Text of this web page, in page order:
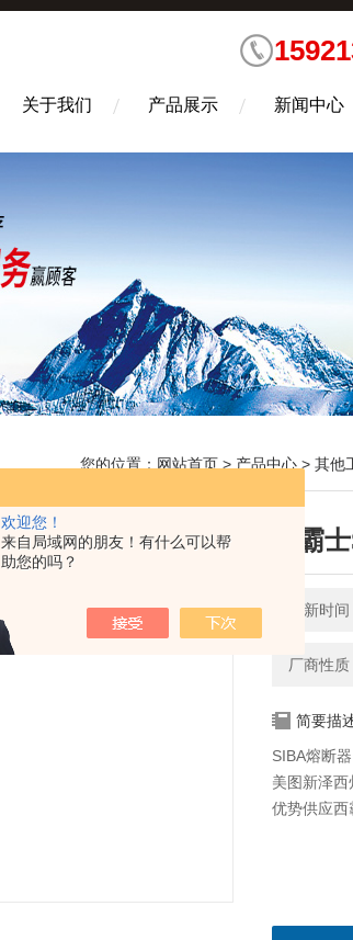
欢迎您！
来自局域网的朋友！有什么可以帮
助您的吗？
关于我们 产品展示 新闻中心
您的位置： 网站首页 > 产品中心 > 其他
西霸
更新时
厂商性
简要描
SIBA熔断
美图新泽
优势供应